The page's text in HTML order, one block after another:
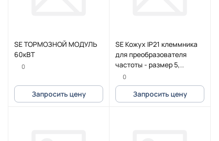
SE ТОРМОЗНОЙ МОДУЛЬ
60кВТ
0
Запросить цену
SE Кожух IP21 клеммника
для преобразователя
частоты - размер 5,
VW3A9706
0
Запросить цену